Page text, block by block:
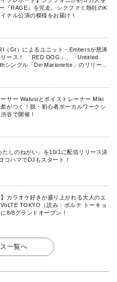
『RAGE』を完走。シクファミ熱狂のK
ナル公演の模様をお届け！
（Gt）によるユニット・Embersが怒涛
ース！ 「RED DOG」、「Untitled
シングル「De-Marionette」のリリース
サー Watusiとボイストレーナー Miki
がつく！脱・初心者ボーカルワークシ
谷で開催！
たしのねがい」を10/1に配信リリース決
コハマでDJもスタート！
】カラオケ好きが盛り上がれる大人のエ
TOKYO（読み：ボルテ トーキョ
8/8グランドオープン！
一覧へ